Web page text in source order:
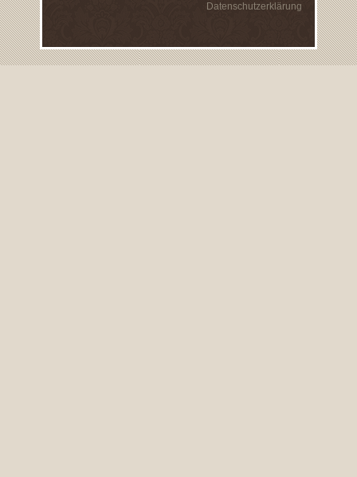
Datenschutzerklärung